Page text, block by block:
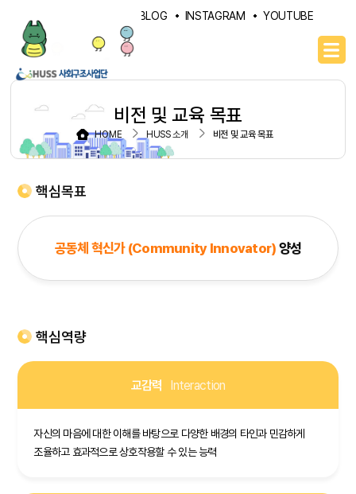
NAVER BLOG INSTAGRAM YOUTUBE
비전 및 교육 목표
HOME HUSS 소개 비전 및 교육 목표
핵심목표
공동체 혁신가 (Community Innovator) 양성
핵심역량
교감력 Interaction
자신의 마음에 대한 이해를 바탕으로 다양한 배경의 타인과 민감하게
조율하고 효과적으로 상호작용할 수 있는 능력